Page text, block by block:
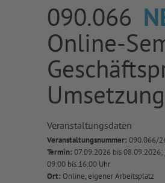
090.066
Online-
Umsetzung
Veranstaltungsdaten
Veranstaltungsnummer: 090.066/
Termin: 07.09.2026 bis
09:00 bis 16:00 Uhr
Ort: Online, eigener Arbeitsplatz